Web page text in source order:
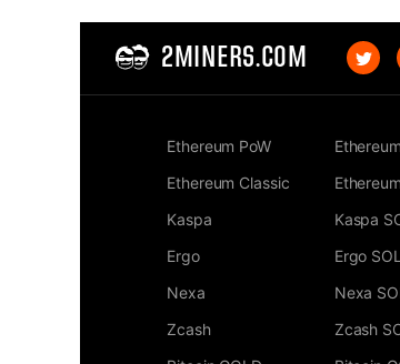
2MINERS.COM
Ethereum PoW
Ethereum Classic
Kaspa
Ergo
Nexa
Zcash
Kaspa
Ergo
Nexa
Zcash